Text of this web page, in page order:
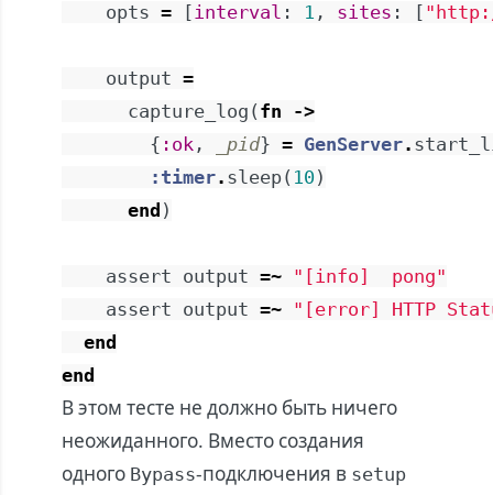
opts = [interval : 1 , sites : [
output =
capture_log ( fn
->
{ :ok , _pid} = GenServer.
:timer. sleep( 10)
end )
assert output =~ "[info]  pong"
assert output =~ "[error] HTTP
end
end
В этом тесте не должно быть ничего
неожиданного. Вместо создания
одного Bypass-подключения в setup